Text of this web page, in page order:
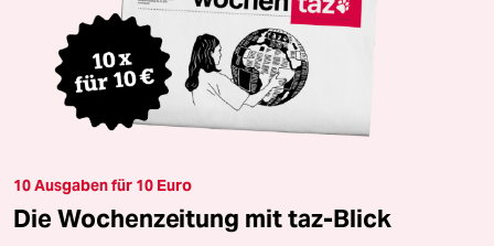
10 Ausgaben für 10 Euro
Die Wochenzeitung mit taz-Blick